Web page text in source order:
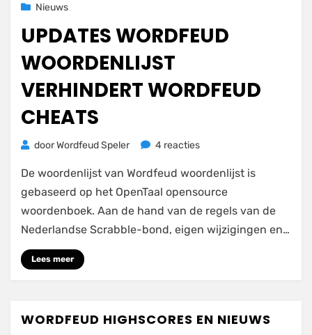
Geplaatst
23 november 2020
Nieuws
UPDATES WORDFEUD
WOORDENLIJST
VERHINDERT WORDFEUD
CHEATS
doorWordfeud Speler 4 reactiesop
Wordfeud
woordenlijst
verhindert
Wordfeud
cheats
De woordenlijst van Wordfeud woordenlijst is
gebaseerd op het OpenTaal opensource
woordenboek. Aan de hand van de regels van de
Nederlandse Scrabble-bond, eigen wijzigingen en…
Lees meer
WORDFEUD HIGHSCORES EN NIEUWS